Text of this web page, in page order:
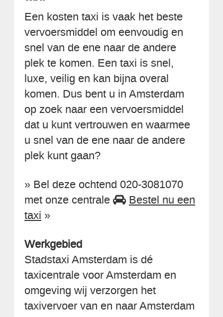
Een kosten taxi is vaak het beste
vervoersmiddel om eenvoudig en
snel van de ene naar de andere
plek te komen. Een taxi is snel,
luxe, veilig en kan bijna overal
komen. Dus bent u in Amsterdam
op zoek naar een vervoersmiddel
dat u kunt vertrouwen en waarmee
u snel van de ene naar de andere
plek kunt gaan?
» Bel deze ochtend 020-3081070
met onze centrale
Bestel nu een
taxi »
Werkgebied
Stadstaxi Amsterdam is dé
taxicentrale voor Amsterdam en
omgeving wij verzorgen het
taxivervoer van en naar Amsterdam